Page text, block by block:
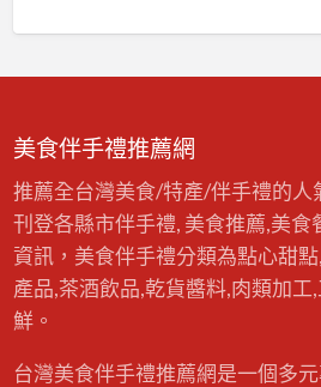
美食伴手禮推薦網
推薦全台灣美食/特產/伴手禮的人
刊登各縣市伴手禮, 美食推薦,美
資訊，美食伴手禮分類為點心甜
產品,茶酒飲品,乾貨醬料,肉類加工
鮮。
台灣美食伴手禮推薦網是一個多